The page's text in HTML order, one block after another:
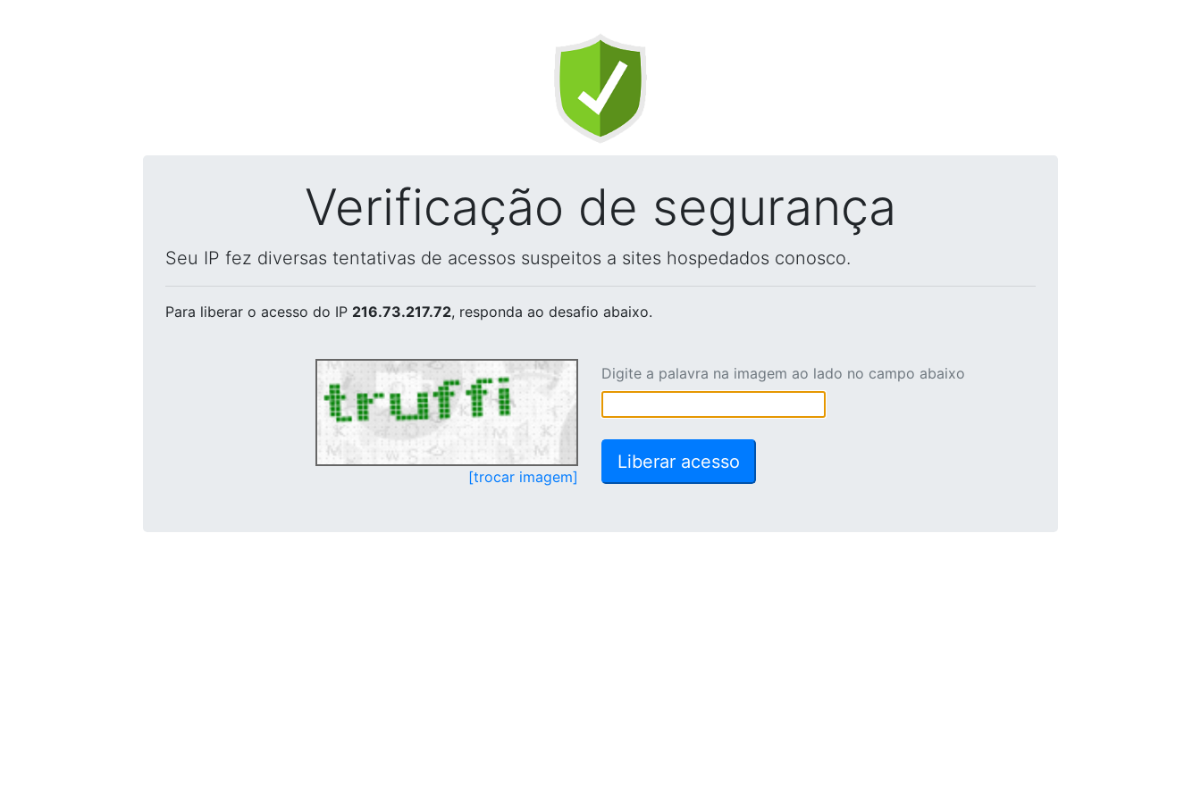
Verificação de segurança
Seu IP fez diversas tentativas de acessos suspeitos a sites hospedados conosco.
Para liberar o acesso do IP 216.73.217.72, responda ao desafio abaixo.
[trocar imagem]
Digite a palavra na imagem ao lado no campo abaixo